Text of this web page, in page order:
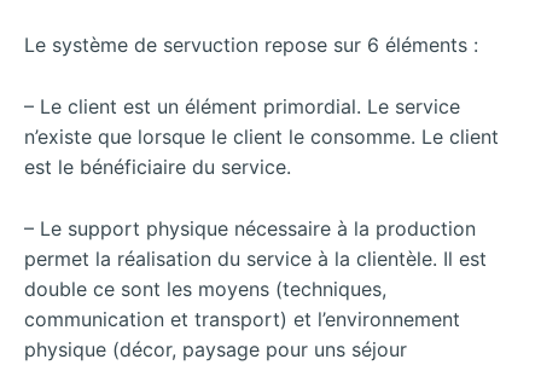
Le système de servuction repose sur 6 éléments :
– Le client est un élément primordial. Le service
n’existe que lorsque le client le consomme. Le client
est le bénéficiaire du service.
– Le support physique nécessaire à la production
permet la réalisation du service à la clientèle. Il est
double ce sont les moyens (techniques,
communication et transport) et l’environnement
physique (décor, paysage pour uns séjour